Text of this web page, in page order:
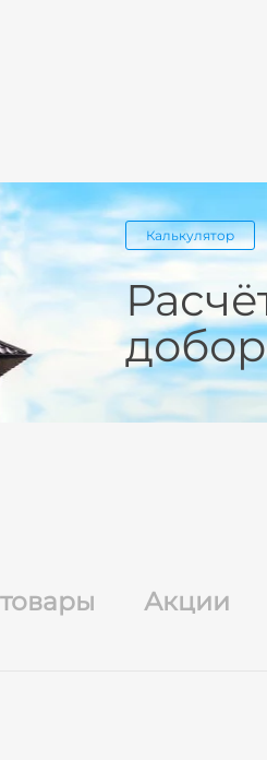
Калькулятор
Акции